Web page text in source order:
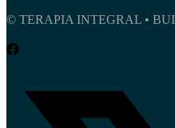
© TERAPIA INTEGRAL •